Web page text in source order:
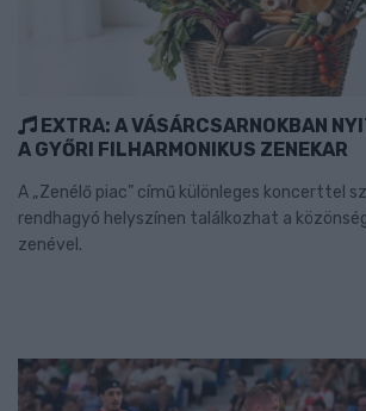
EXTRA: A VÁSÁRCSARNOKBAN
A GYŐRI FILHARMONIKUS ZENEKAR
A „Zenélő piac” című különleges koncerttel
rendhagyó helyszínen találkozhat a
zenével.